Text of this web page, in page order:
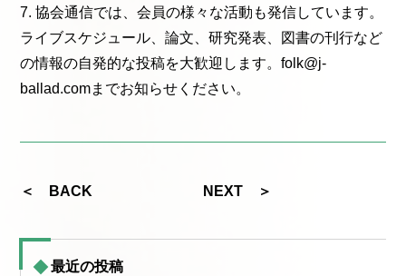
7. 協会通信では、会員の様々な活動も発信しています。
ライブスケジュール、論文、研究発表、図書の刊行など
の情報の自発的な投稿を大歓迎します。folk@j-
ballad.comまでお知らせください。
＜ BACK NEXT ＞
最近の投稿